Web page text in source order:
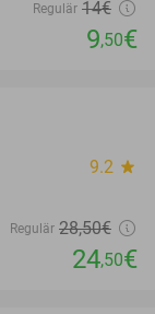
Regulär 14€
9,50€
9.2 star
Regulär 28,50€
24,50€